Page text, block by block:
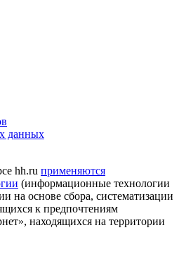
данных
hh.ru применяются
(информационные технологии
на основе сбора, систематизации
к предпочтениям
находящихся на территории